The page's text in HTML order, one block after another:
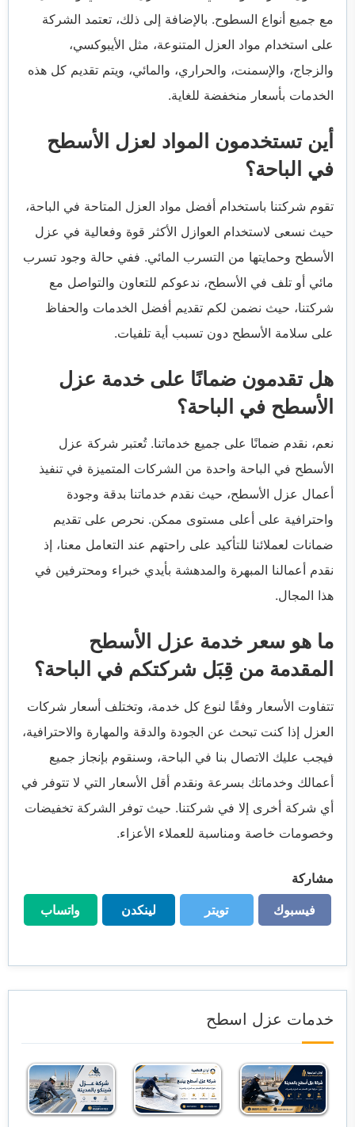
مع جميع أنواع السطوح. بالإضافة إلى ذلك، تعتمد الشركة
على استخدام مواد العزل المتنوعة، مثل الأيبوكسي،
والزجاج، والإسمنت، والحراري، والمائي، ويتم تقديم كل هذه
الخدمات بأسعار منخفضة للغاية.
أين تستخدمون المواد لعزل الأسطح
في الباحة؟
تقوم شركتنا باستخدام أفضل مواد العزل المتاحة في الباحة،
حيث نسعى لاستخدام العوازل الأكثر قوة وفعالية في عزل
الأسطح وحمايتها من التسرب المائي. ففي حالة وجود تسرب
مائي أو تلف في الأسطح، ندعوكم للتعاون والتواصل مع
شركتنا، حيث نضمن لكم تقديم أفضل الخدمات والحفاظ
على سلامة الأسطح دون تسبب أية تلفيات.
هل تقدمون ضمانًا على خدمة عزل
الأسطح في الباحة؟
نعم، نقدم ضمانًا على جميع خدماتنا. تُعتبر شركة عزل
الأسطح في الباحة واحدة من الشركات المتميزة في تنفيذ
أعمال عزل الأسطح، حيث نقدم خدماتنا بدقة وجودة
واحترافية على أعلى مستوى ممكن. نحرص على تقديم
ضمانات لعملائنا للتأكيد على راحتهم عند التعامل معنا، إذ
نقدم أعمالنا المبهرة والمدهشة بأيدي خبراء ومحترفين في
هذا المجال.
ما هو سعر خدمة عزل الأسطح
المقدمة من قِبَل شركتكم في الباحة؟
تتفاوت الأسعار وفقًا لنوع كل خدمة، وتختلف أسعار شركات
العزل إذا كنت تبحث عن الجودة والدقة والمهارة والاحترافية،
فيجب عليك الاتصال بنا في الباحة، وسنقوم بإنجاز جميع
أعمالك وخدماتك بسرعة ونقدم أقل الأسعار التي لا تتوفر في
أي شركة أخرى إلا في شركتنا. حيث توفر الشركة تخفيضات
وخصومات خاصة ومناسبة للعملاء الأعزاء.
مشاركة
فيسبوك
فيسبوك
تويتر
تويتر
لينكدن
لينكدن
واتساب
واتساب
خدمات عزل اسطح